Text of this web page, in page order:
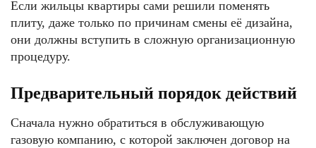
Если жильцы квартиры сами решили поменять
плиту, даже только по причинам смены её дизайна,
они должны вступить в сложную организационную
процедуру.
Предварительный порядок действий
Сначала нужно обратиться в обслуживающую
газовую компанию, с которой заключен договор на